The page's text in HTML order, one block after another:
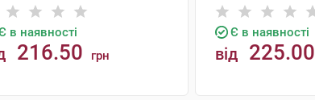
в наявності
216.50 грн
Є в наявності
від 225.00